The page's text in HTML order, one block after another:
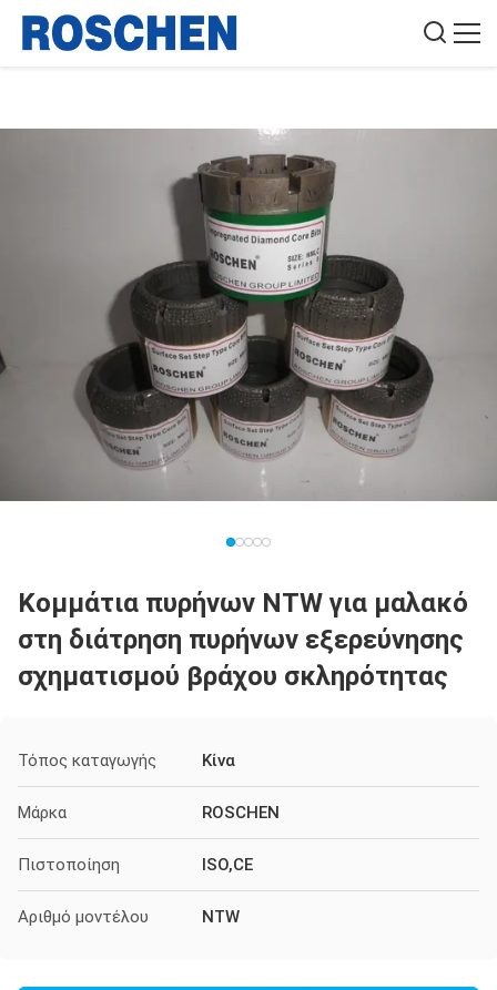
Κομμάτια πυρήνων NTW για μαλακό
στη διάτρηση πυρήνων εξερεύνησης
σχηματισμού βράχου σκληρότητας
Τόπος καταγωγής Κίνα
Μάρκα ROSCHEN
Πιστοποίηση ISO,CE
Αριθμό μοντέλου NTW